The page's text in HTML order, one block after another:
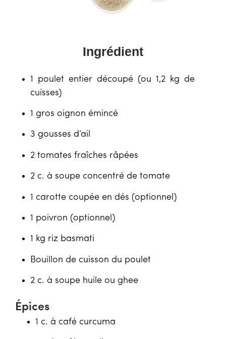
Ingrédient
1 poulet entier découpé (ou 1,2 kg de
cuisses)
1 gros oignon émincé
3 gousses d’ail
2 tomates fraîches râpées
2 c. à soupe concentré de tomate
1 carotte coupée en dés (optionnel)
1 poivron (optionnel)
1 kg riz basmati
Bouillon de cuisson du poulet
2 c. à soupe huile ou ghee
Épices
1 c. à café curcuma